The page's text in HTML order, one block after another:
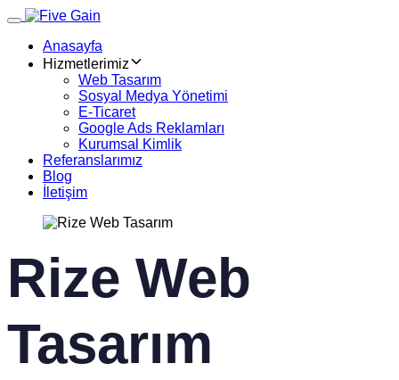
Toggle navigation
Anasayfa
Hizmetlerimiz
Web Tasarım
Sosyal Medya Yönetimi
E-Ticaret
Google Ads Reklamları
Kurumsal Kimlik
Referanslarımız
Blog
İletişim
Rize Web
Tasarım